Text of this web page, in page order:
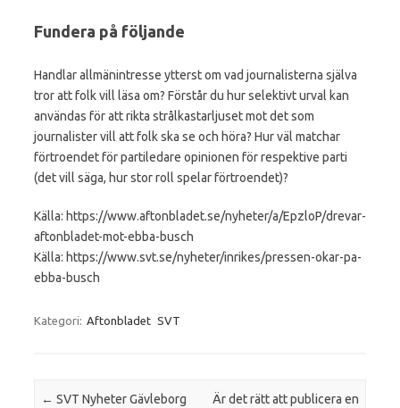
Fundera på följande
Handlar allmänintresse ytterst om vad journalisterna själva
tror att folk vill läsa om? Förstår du hur selektivt urval kan
användas för att rikta strålkastarljuset mot det som
journalister vill att folk ska se och höra? Hur väl matchar
förtroendet för partiledare opinionen för respektive parti
(det vill säga, hur stor roll spelar förtroendet)?
Källa: https://www.aftonbladet.se/nyheter/a/EpzloP/drevar-
aftonbladet-mot-ebba-busch
Källa: https://www.svt.se/nyheter/inrikes/pressen-okar-pa-
ebba-busch
Kategori: Aftonbladet SVT
Inläggsnavigering
← SVT Nyheter Gävleborg
Är det rätt att publicera en